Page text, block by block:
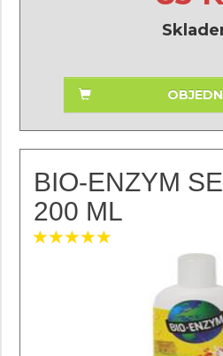
BIO-ENZYM
200 ML